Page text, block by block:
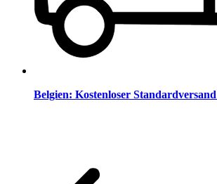
Belgien: Kostenloser Standardversand